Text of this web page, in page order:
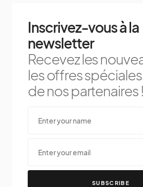
Inscrivez-vous à la
newsletter
Recevez les
les offres
de nos partenaires !
SUBSCRIBE